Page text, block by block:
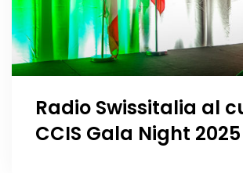
Radio Swissitalia al
CCIS Gala Night 2025